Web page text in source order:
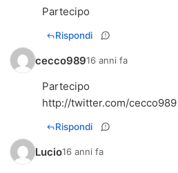
Partecipo
Rispondi
cecco98916 anni fa
http://twitter.com/cecco989
Rispondi
Lucio16 anni fa